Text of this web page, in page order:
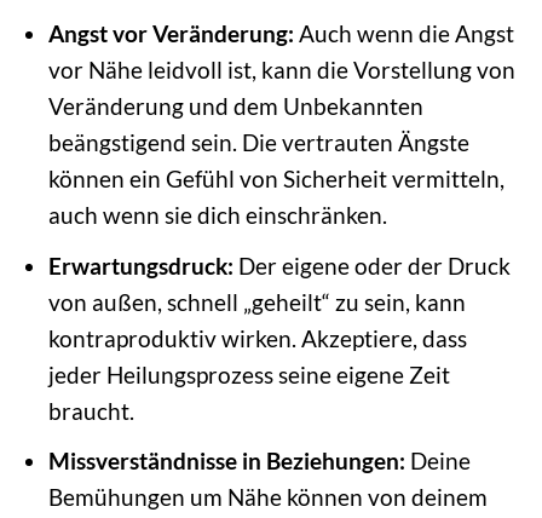
Angst vor Veränderung: Auch wenn die Angst
vor Nähe leidvoll ist, kann die Vorstellung von
Veränderung und dem Unbekannten
beängstigend sein. Die vertrauten Ängste
können ein Gefühl von Sicherheit vermitteln,
auch wenn sie dich einschränken.
Erwartungsdruck: Der eigene oder der Druck
von außen, schnell „geheilt“ zu sein, kann
kontraproduktiv wirken. Akzeptiere, dass
jeder Heilungsprozess seine eigene Zeit
braucht.
Missverständnisse in Beziehungen: Deine
Bemühungen um Nähe können von deinem